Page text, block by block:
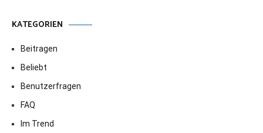
KATEGORIEN
Beitragen
Beliebt
Benutzerfragen
FAQ
Im Trend